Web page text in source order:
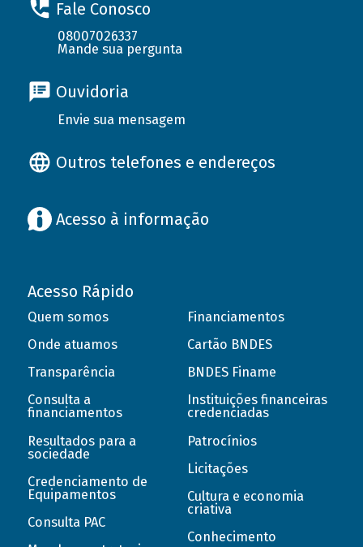
Fale Conosco
08007026337
Mande sua pergunta
Ouvidoria
Envie sua mensagem
Outros telefones e endereços
Acesso à informação
Acesso Rápido
Quem somos
Onde atuamos
Transparência
Consulta a
financiamentos
Resultados para a
sociedade
Credenciamento de
Equipamentos
Consulta PAC
Financiamentos
Cartão BNDES
BNDES Finame
Instituições financeiras
credenciadas
Patrocínios
Licitações
Cultura e economia
criativa
Conhecimento